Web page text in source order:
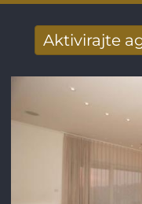
Aktivirajte